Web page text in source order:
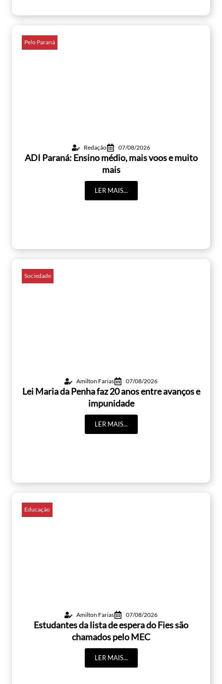
Pelo Paraná
Redação 07/08/2026
ADI Paraná: Ensino médio, mais voos e muito
mais
LER MAIS...
Sociedade
Amilton Farias 07/08/2026
Lei Maria da Penha faz 20 anos entre avanços e
impunidade
LER MAIS...
Educação
Amilton Farias 07/08/2026
Estudantes da lista de espera do Fies são
chamados pelo MEC
LER MAIS...